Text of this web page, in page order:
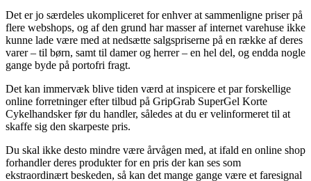
Det er jo særdeles ukompliceret for enhver at sammenligne priser på
flere webshops, og af den grund har masser af internet varehuse ikke
kunne lade være med at nedsætte salgspriserne på en række af deres
varer – til børn, samt til damer og herrer – en hel del, og endda nogle
gange byde på portofri fragt.
Det kan immervæk blive tiden værd at inspicere et par forskellige
online forretninger efter tilbud på GripGrab SuperGel Korte
Cykelhandsker før du handler, således at du er velinformeret til at
skaffe sig den skarpeste pris.
Du skal ikke desto mindre være årvågen med, at ifald en online shop
forhandler deres produkter for en pris der kan ses som
ekstraordinært beskeden, så kan det mange gange være et faresignal